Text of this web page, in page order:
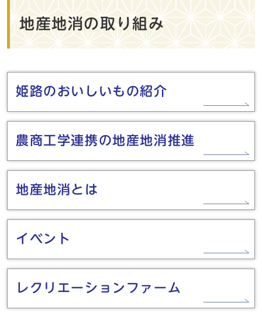
地産地消の取り組み
メインメニュー
姫路のおいしいもの紹介
農商工学連携の地産地消推進
地産地消とは
イベント
レクリエーションファーム